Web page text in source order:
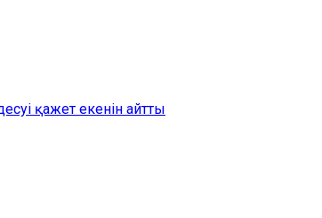
қажет екенін айтты